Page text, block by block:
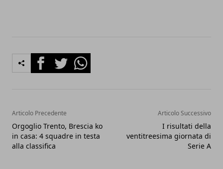
FacebookTwitterWhatsapp
Articolo Precedente
Orgoglio Trento, Brescia ko
in casa: 4 squadre in testa
alla classifica
Articolo Successivo
I risultati della
ventitreesima giornata di
Serie A